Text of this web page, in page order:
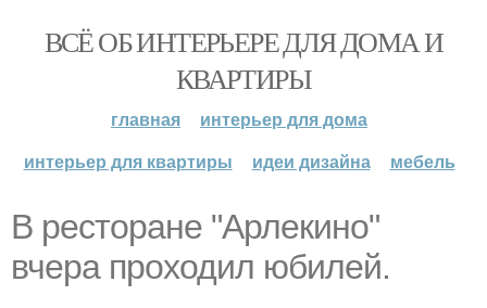
ВСЁ ОБ ИНТЕРЬЕРЕ ДЛЯ ДОМА И
КВАРТИРЫ
главная
интерьер для дома
интерьер для квартиры
идеи дизайна мебель
В ресторане "Арлекино"
вчера проходил юбилей.